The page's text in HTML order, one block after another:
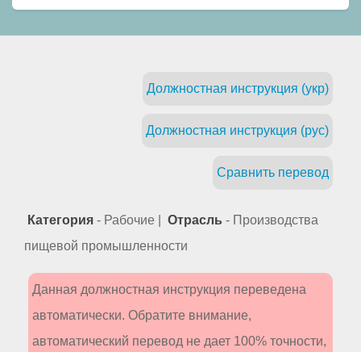
Должностная инструкция (укр)
Должностная инструкция (рус)
Сравнить перевод
Категория - Рабочие | Отрасль - Производства
пищевой промышленности
Данная должностная инструкция переведена
автоматически. Обратите внимание,
автоматический перевод не дает 100% точности,